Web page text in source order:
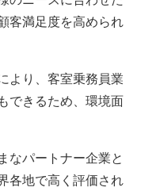
客満足度を高められ
より、客室乗務員業
できるため、環境面
なパートナー企業と
各地で高く評価され